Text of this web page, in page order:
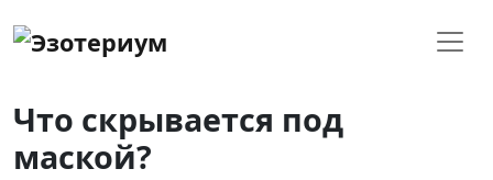
Что скрывается под
маской?